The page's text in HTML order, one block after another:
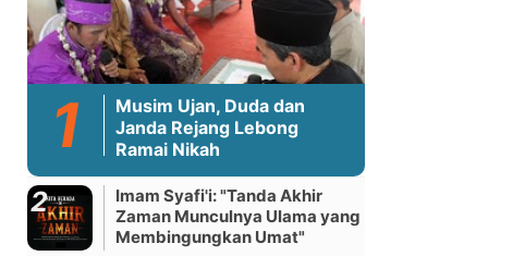
Musim Ujan, Duda dan
Janda Rejang Lebong
Ramai Nikah
Imam Syafi'i: "Tanda Akhir
Zaman Munculnya Ulama yang
Membingungkan Umat"